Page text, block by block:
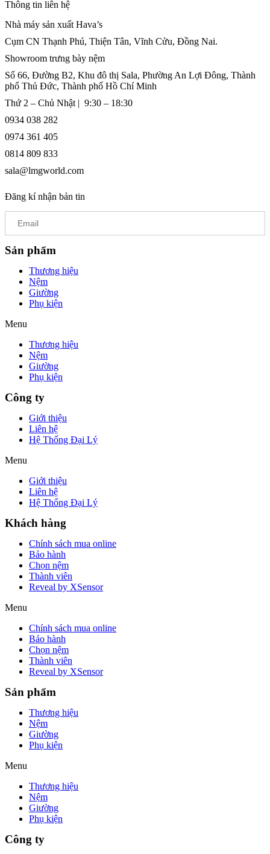
Thông tin liên hệ
Nhà máy sản xuất Hava’s
Cụm CN Thạnh Phú, Thiện Tân, Vĩnh Cửu, Đồng Nai.
Showroom trưng bày nệm
Số 66, Đường B2, Khu đô thị Sala, Phường An Lợi Đông, Thành
phố Thủ Đức, Thành phố Hồ Chí Minh
Thứ 2 – Chủ Nhật | 9:30 – 18:30
0934 038 282
0974 361 405
0814 809 833
sala@lmgworld.com
Đăng kí nhận bản tin
Sản phẩm
Thương hiệu
Nệm
Giường
Phụ kiện
Menu
Thương hiệu
Nệm
Giường
Phụ kiện
Công ty
Giới thiệu
Liên hệ
Hệ Thống Đại Lý
Menu
Giới thiệu
Liên hệ
Hệ Thống Đại Lý
Khách hàng
Chính sách mua online
Bảo hành
Chọn nệm
Thành viên
Reveal by XSensor
Menu
Chính sách mua online
Bảo hành
Chọn nệm
Thành viên
Reveal by XSensor
Sản phẩm
Thương hiệu
Nệm
Giường
Phụ kiện
Menu
Thương hiệu
Nệm
Giường
Phụ kiện
Công ty